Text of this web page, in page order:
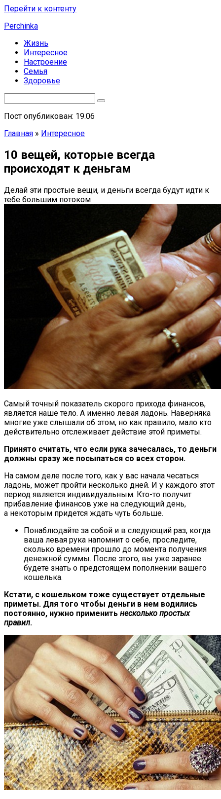
Перейти к контенту
Perchinka
Жизнь
Интересное
Настроение
Семья
Здоровье
Пост опубликован: 19.06
Главная » Интересное
10 вещей, которые всегда
происходят к деньгам
Делай эти простые вещи, и деньги всегда будут идти к
тебе большим потоком
Самый точный показатель скорого прихода финансов,
является наше тело. А именно левая ладонь. Наверняка
многие уже слышали об этом, но как правило, мало кто
действительно отслеживает действие этой приметы.
Принято считать, что если рука зачесалась, то деньги
должны сразу же посыпаться со всех сторон.
На самом деле после того, как у вас начала чесаться
ладонь, может пройти несколько дней. И у каждого этот
период является индивидуальным. Кто-то получит
прибавление финансов уже на следующий день,
а некоторым придется ждать чуть больше.
Понаблюдайте за собой и в следующий раз, когда
ваша левая рука напомнит о себе, проследите,
сколько времени прошло до момента получения
денежной суммы. После этого, вы уже заранее
будете знать о предстоящем пополнении вашего
кошелька.
Кстати, с кошельком тоже существует отдельные
приметы. Для того чтобы деньги в нем водились
постоянно, нужно применить несколько простых
правил.